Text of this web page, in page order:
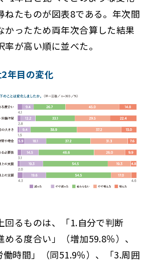
ねたものが図表8である。年次間
かったため両年次合算した結果
が高い順に並べた。
年目の変化
回るものは、「1.自分で判断
める度合い」（増加59.8％）、
働時間」（同51.9％）、「3.周囲